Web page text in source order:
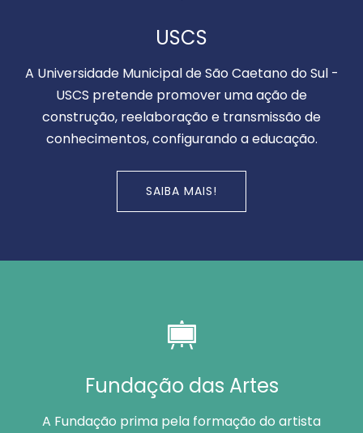
USCS
A Universidade Municipal de São Caetano do Sul -
USCS pretende promover uma ação de
construção, reelaboração e transmissão de
conhecimentos, configurando a educação.
SAIBA MAIS!
Fundação das Artes
A Fundação prima pela formação do artista